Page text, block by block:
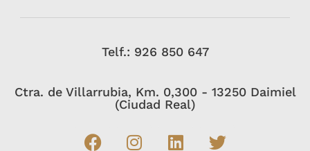
Telf.: 926 850 647
Ctra. de Villarrubia, Km. 0,300 - 13250 Daimiel
(Ciudad Real)